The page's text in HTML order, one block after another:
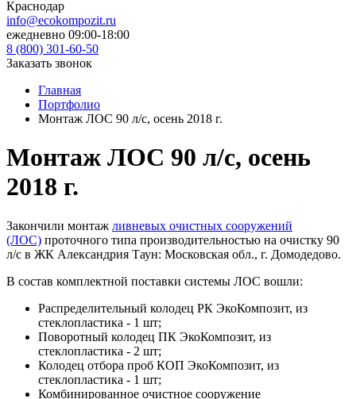
Краснодар
info@ecokompozit.ru
ежедневно 09:00-18:00
8 (800) 301-60-50
Заказать звонок
Главная
Портфолио
Монтаж ЛОС 90 л/с, осень 2018 г.
Монтаж ЛОС 90 л/с, осень
2018 г.
Закончили монтаж ливневых очистных сооружений
(ЛОС) проточного типа производительностью на очистку 90
л/с в ЖК Александрия Таун: Московская обл., г. Домодедово.
В состав комплектной поставки системы ЛОС вошли:
Распределительный колодец РК ЭкоКомпозит, из
стеклопластика - 1 шт;
Поворотный колодец ПК ЭкоКомпозит, из
стеклопластика - 2 шт;
Колодец отбора проб КОП ЭкоКомпозит, из
стеклопластика - 1 шт;
Комбинированное очистное сооружение